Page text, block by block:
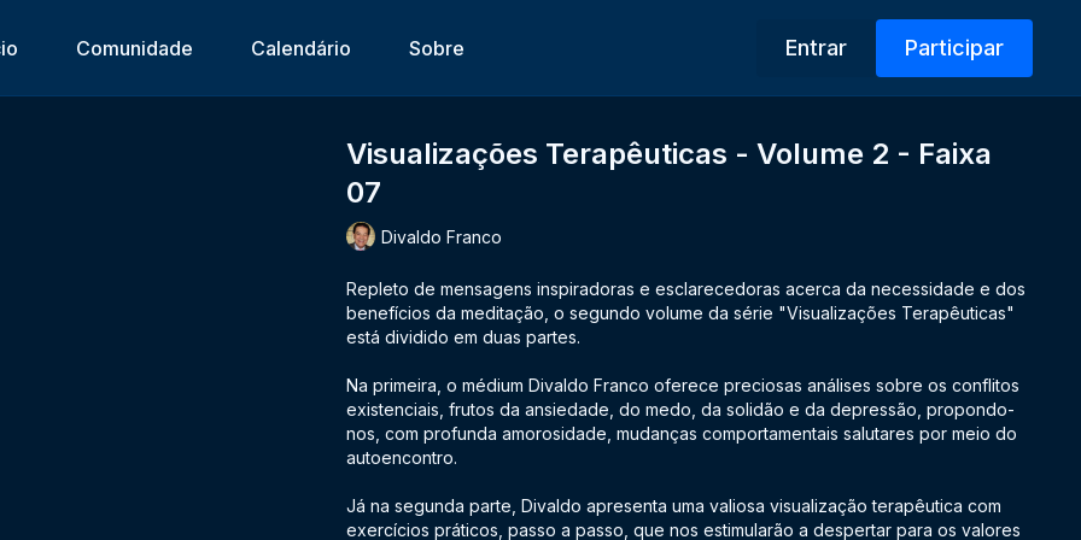
Comunidade Calendário Sobre Entrar Participar
Visualizações Terapêuticas - Volume 2 - Faixa
07
Divaldo Franco
Repleto de mensagens inspiradoras e esclarecedoras acerca da necessidade e dos
benefícios da meditação, o segundo volume da série "Visualizações Terapêuticas"
está dividido em duas partes.
Na primeira, o médium Divaldo Franco oferece preciosas análises sobre os conflitos
existenciais, frutos da ansiedade, do medo, da solidão e da depressão, propondo-
nos, com profunda amorosidade, mudanças comportamentais salutares por meio do
autoencontro.
Já na segunda parte, Divaldo apresenta uma valiosa visualização terapêutica com
exercícios práticos, passo a passo, que nos estimularão a despertar para os valores